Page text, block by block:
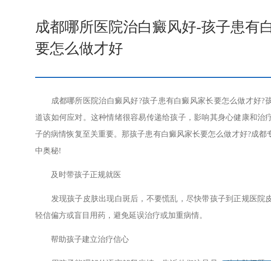
成都哪所医院治白癜风好-孩子患有
要怎么做才好
成都哪所医院治白癜风好?孩子患有白癜风家长要怎么做才好?
道该如何应对。这种情绪很容易传递给孩子，影响其身心健康和治
子的病情恢复至关重要。那孩子患有白癜风家长要怎么做才好?成
中奥秘!
及时带孩子正规就医
发现孩子皮肤出现白斑后，不要慌乱，尽快带孩子到正规医院
轻信偏方或盲目用药，避免延误治疗或加重病情。
帮助孩子建立治疗信心